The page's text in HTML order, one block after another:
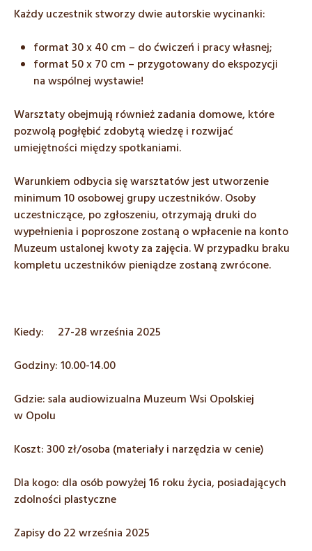
Każdy uczestnik stworzy dwie autorskie wycinanki:
format 30 x 40 cm – do ćwiczeń i pracy własnej;
format 50 x 70 cm – przygotowany do ekspozycji
na wspólnej wystawie!
Warsztaty obejmują również zadania domowe, które
pozwolą pogłębić zdobytą wiedzę i rozwijać
umiejętności między spotkaniami.
Warunkiem odbycia się warsztatów jest utworzenie
minimum 10 osobowej grupy uczestników. Osoby
uczestniczące, po zgłoszeniu, otrzymają druki do
wypełnienia i poproszone zostaną o wpłacenie na konto
Muzeum ustalonej kwoty za zajęcia. W przypadku braku
kompletu uczestników pieniądze zostaną zwrócone.
Kiedy: 27-28 września 2025
Godziny: 10.00-14.00
Gdzie: sala audiowizualna Muzeum Wsi Opolskiej
w Opolu
Koszt: 300 zł/osoba (materiały i narzędzia w cenie)
Dla kogo: dla osób powyżej 16 roku życia, posiadających
zdolności plastyczne
Zapisy do 22 września 2025